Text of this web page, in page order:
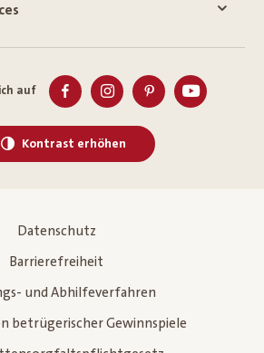
auf
Kontrast erhöhen
Datenschutz
Barrierefreiheit
und Abhilfeverfahren
betrügerischer Gewinnspiele